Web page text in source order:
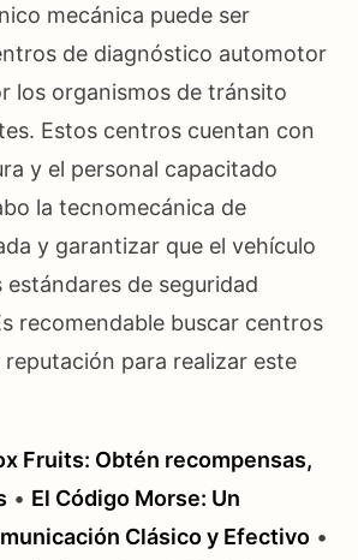
mecánica puede ser
de diagnóstico automotor
los organismos de tránsito
Estos centros cuentan con
y el personal capacitado
la tecnomecánica de
y garantizar que el vehículo
estándares de seguridad
recomendable buscar centros
para realizar este
Fruits: Obtén recompensas,
• El Código Morse: Un
Clásico y Efectivo •